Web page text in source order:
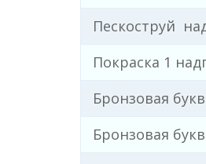
Пескоструй
Покраска 1
Бронзовая
Бронзовая